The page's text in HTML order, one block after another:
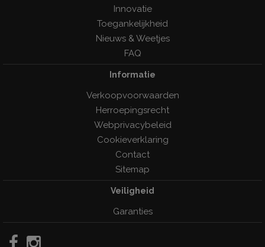
Innovatie
Toegankelijkheid
Nieuws & Weetjes
FAQ
Informatie
Verkoopvoorwaarden
Herroepingsrecht
Webprivacybeleid
Cookieverklaring
Contact
Sitemap
Veiligheid
Garanties